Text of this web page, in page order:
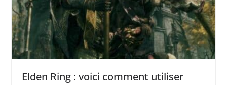
Elden Ring : voici comment utiliser